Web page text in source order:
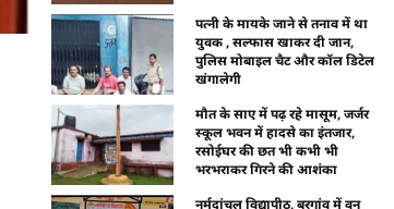
पत्नी के मायके जाने से तनाव में था
युवक , सल्फास खाकर दी जान,
पुलिस मोबाइल चैट और कॉल डिटेल
खंगालेगी
मौत के साए में पढ़ रहे मासूम, जर्जर
स्कूल भवन में हादसे का इंतजार,
रसोईघर की छत भी कभी भी
भरभराकर गिरने की आशंका
नर्मदांचल विद्यापीठ, बरगांव में वन